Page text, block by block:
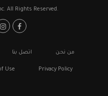
All Rights Reserved.
Footer: Social Media
Footerمن نحن اتصل بنا
Privacy Policy
Use